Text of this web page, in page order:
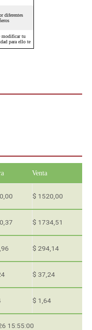
Venta
$ 1520,00
$ 1734,51
$ 294,14
$ 37,24
$ 1,64
15:55:00